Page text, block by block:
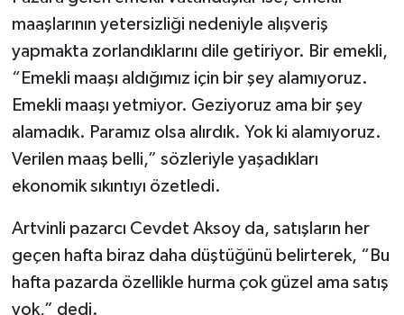
maaşlarının yetersizliği nedeniyle alışveriş
yapmakta zorlandıklarını dile getiriyor. Bir emekli,
“Emekli maaşı aldığımız için bir şey alamıyoruz.
Emekli maaşı yetmiyor. Geziyoruz ama bir şey
alamadık. Paramız olsa alırdık. Yok ki alamıyoruz.
Verilen maaş belli,” sözleriyle yaşadıkları
ekonomik sıkıntıyı özetledi.
Artvinli pazarcı Cevdet Aksoy da, satışların her
geçen hafta biraz daha düştüğünü belirterek, “Bu
hafta pazarda özellikle hurma çok güzel ama satış
yok,” dedi.